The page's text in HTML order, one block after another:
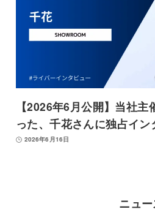
【2026年6月公開】当社
った、千花さんに独占イ
2026年6月16日
ニュー